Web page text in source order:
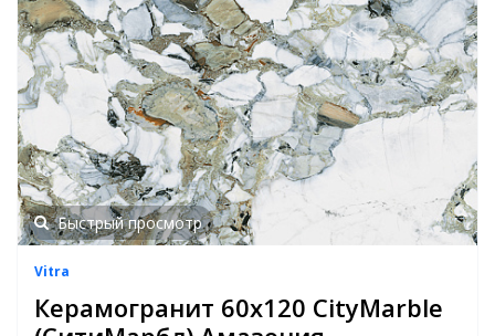
Быстрый просмотр
Vitra
Керамогранит 60х120 CityMarble